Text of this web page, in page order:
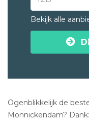
Bekijk alle
Ogenblikkelijk de
Monnickendam?